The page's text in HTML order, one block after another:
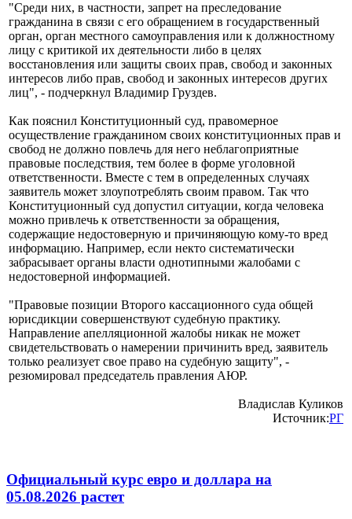
"Среди них, в частности, запрет на преследование
гражданина в связи с его обращением в государственный
орган, орган местного самоуправления или к должностному
лицу с критикой их деятельности либо в целях
восстановления или защиты своих прав, свобод и законных
интересов либо прав, свобод и законных интересов других
лиц", - подчеркнул Владимир Груздев.
Как пояснил Конституционный суд, правомерное
осуществление гражданином своих конституционных прав и
свобод не должно повлечь для него неблагоприятные
правовые последствия, тем более в форме уголовной
ответственности. Вместе с тем в определенных случаях
заявитель может злоупотреблять своим правом. Так что
Конституционный суд допустил ситуации, когда человека
можно привлечь к ответственности за обращения,
содержащие недостоверную и причиняющую кому-то вред
информацию. Например, если некто систематически
забрасывает органы власти однотипными жалобами с
недостоверной информацией.
"Правовые позиции Второго кассационного суда общей
юрисдикции совершенствуют судебную практику.
Направление апелляционной жалобы никак не может
свидетельствовать о намерении причинить вред, заявитель
только реализует свое право на судебную защиту", -
резюмировал председатель правления АЮР.
Владислав Куликов
Источник:РГ
Официальный курс евро и доллара на
05.08.2026 растет